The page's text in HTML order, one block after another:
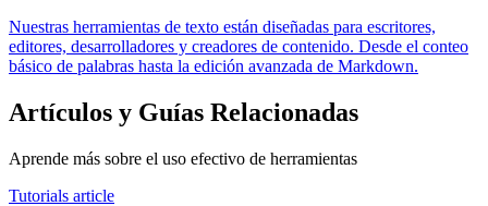
Nuestras herramientas de texto están diseñadas para escritores,
editores, desarrolladores y creadores de contenido. Desde el conteo
básico de palabras hasta la edición avanzada de Markdown.
Artículos y Guías Relacionadas
Aprende más sobre el uso efectivo de herramientas
Tutorials article